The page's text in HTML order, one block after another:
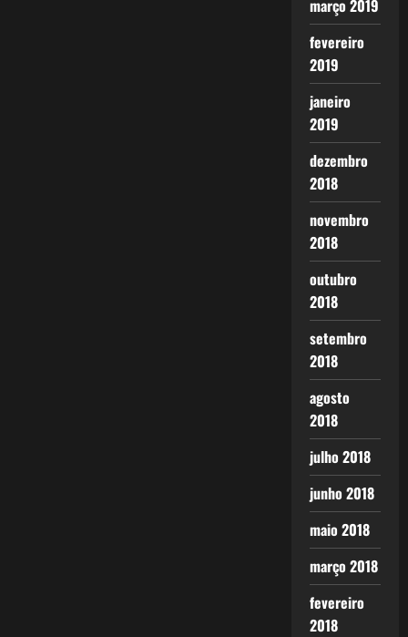
março 2019
fevereiro
2019
janeiro
2019
dezembro
2018
novembro
2018
outubro
2018
setembro
2018
agosto
2018
julho 2018
junho 2018
maio 2018
março 2018
fevereiro
2018